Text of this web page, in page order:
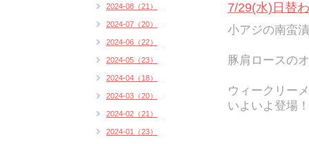
7/29(水)日替
小アジの南蛮
豚肩ロースの
ウィークリー
いよいよ登場
2024-08（21）
2024-07（20）
2024-06（22）
2024-05（23）
2024-04（18）
2024-03（20）
2024-02（21）
2024-01（23）